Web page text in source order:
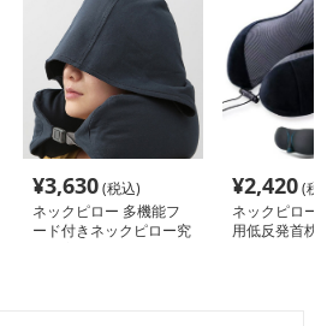
¥3,630(税込)
ネックピロー 多機能フ
ード付きネックピロー究
¥2,420(税
ネックピロー
用低反発首枕